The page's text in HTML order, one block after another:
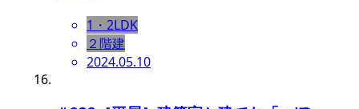
1・2LDK
２階建
2024.05.10